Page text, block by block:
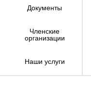
Документы
Членские
организации
Наши услуги